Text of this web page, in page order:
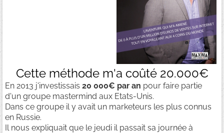
Cette méthode m'a coûté 20.000€
En 2013 j'investissais 20 000€ par an pour faire partie
d'un groupe mastermind aux Etats-Unis.
Dans ce groupe il y avait un marketeurs les plus connus
en Russie.
Il nous expliquait que le jeudi il passait sa journée à